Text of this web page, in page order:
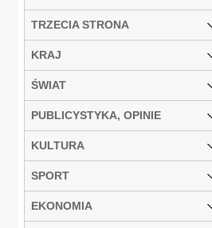
TRZECIA STRONA
KRAJ
ŚWIAT
PUBLICYSTYKA, OPINIE
KULTURA
SPORT
EKONOMIA